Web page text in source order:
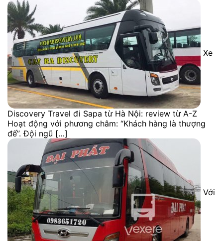
Xe
Discovery Travel đi Sapa từ Hà Nội: review từ A-Z
Hoạt động với phương châm: “Khách hàng là thượng
đế”. Đội ngũ […]
Với